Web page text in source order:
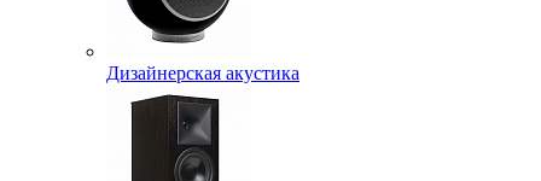
Дизайнерская акустика